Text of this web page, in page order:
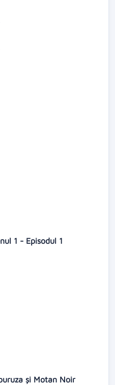
1 - Episodul 1
și Motan Noir